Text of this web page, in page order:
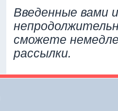
Введенные вами
сможете
рассылки.